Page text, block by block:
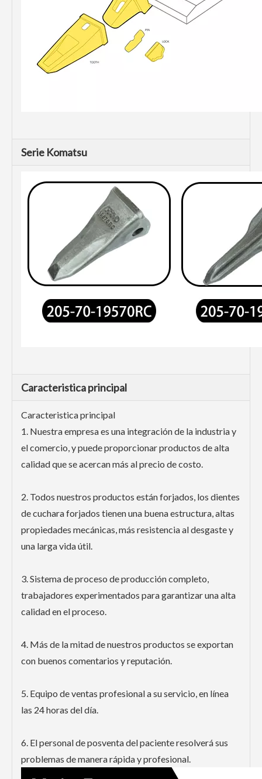
Serie Komatsu
Caracteristica principal
Caracteristica principal
1. Nuestra empresa es una integración de la industria y
el comercio, y puede proporcionar productos de alta
calidad que se acercan más al precio de costo.
2. Todos nuestros productos están forjados, los dientes
de cuchara forjados tienen una buena estructura, altas
propiedades mecánicas, más resistencia al desgaste y
una larga vida útil.
3. Sistema de proceso de producción completo,
trabajadores experimentados para garantizar una alta
calidad en el proceso.
4. Más de la mitad de nuestros productos se exportan
con buenos comentarios y reputación.
5. Equipo de ventas profesional a su servicio, en línea
las 24 horas del día.
6. El personal de posventa del paciente resolverá sus
problemas de manera rápida y profesional.